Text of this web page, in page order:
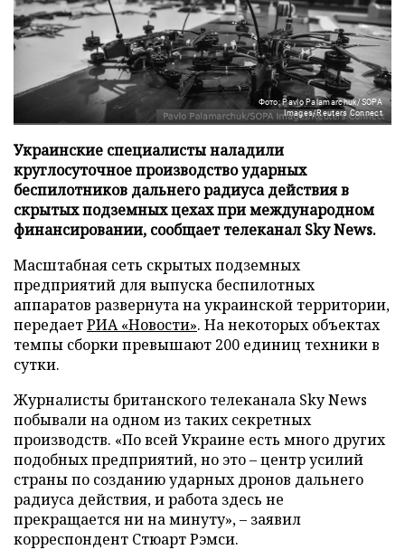
Фото: Pavlo Palamarchuk/SOPA
Images/Reuters Connect
Украинские специалисты наладили
круглосуточное производство ударных
беспилотников дальнего радиуса действия в
скрытых подземных цехах при международном
финансировании, сообщает телеканал Sky News.
Масштабная сеть скрытых подземных
предприятий для выпуска беспилотных
аппаратов развернута на украинской территории,
передаетРИА «Новости». На некоторых объектах
темпы сборки превышают 200 единиц техники в
сутки.
Журналисты британского телеканала Sky News
побывали на одном из таких секретных
производств. «По всей Украине есть много других
подобных предприятий, но это – центр усилий
страны по созданию ударных дронов дальнего
радиуса действия, и работа здесь не
прекращается ни на минуту», – заявил
корреспондент Стюарт Рэмси.